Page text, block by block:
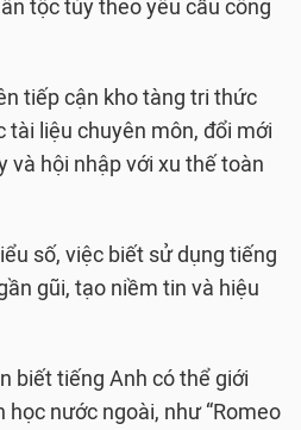
tộc tùy theo yêu cầu công
tiếp cận kho tàng tri thức
tài liệu chuyên môn, đổi mới
và hội nhập với xu thế toàn
số, việc biết sử dụng tiếng
gũi, tạo niềm tin và hiệu
biết tiếng Anh có thể giới
nước ngoài, như “Romeo